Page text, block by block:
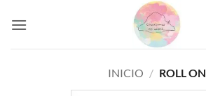
INICIO / ROLL ON